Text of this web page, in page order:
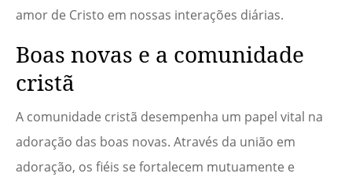
amor de Cristo em nossas interações diárias.
Boas novas e a comunidade
cristã
A comunidade cristã desempenha um papel vital na
adoração das boas novas. Através da união em
adoração, os fiéis se fortalecem mutuamente e